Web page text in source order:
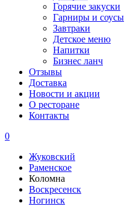
Горячие закуски
Гарниры и соусы
Завтраки
Детское меню
Напитки
Бизнес ланч
Отзывы
Доставка
Новости и акции
О ресторане
Контакты
0
Жуковский
Раменское
Коломна
Воскресенск
Ногинск